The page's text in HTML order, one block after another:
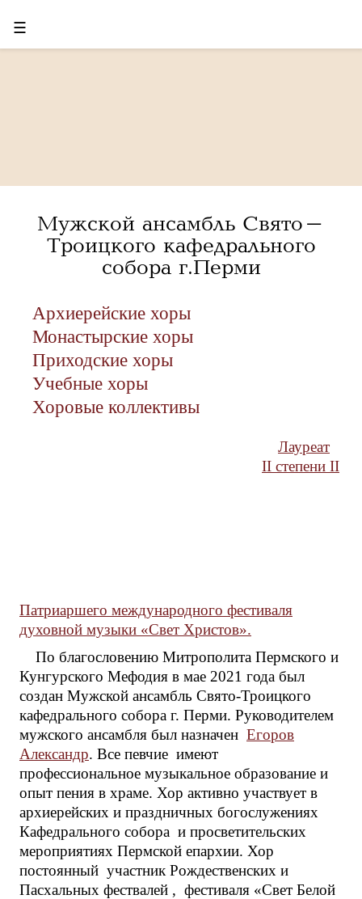
☰
Мужской ансамбль Свято-
Троицкого кафедрального
собора г.Перми
Архиерейские хоры
Монастырские хоры
Приходские хоры
Учебные хоры
Хоровые коллективы
Лауреат
II степени II
Патриаршего международного фестиваля
духовной музыки «Свет Христов».
По благословению Митрополита Пермского и
Кунгурского Мефодия в мае 2021 года был
создан Мужской ансамбль Свято-Троицкого
кафедрального собора г. Перми. Руководителем
мужского ансамбля был назначен Егоров
Александр. Все певчие имеют
профессиональное музыкальное образование и
опыт пения в храме. Хор активно участвует в
архиерейских и праздничных богослужениях
Кафедрального собора и просветительских
мероприятиях Пермской епархии. Хор
постоянный участник Рождественских и
Пасхальных фествалей , фестиваля «Свет Белой